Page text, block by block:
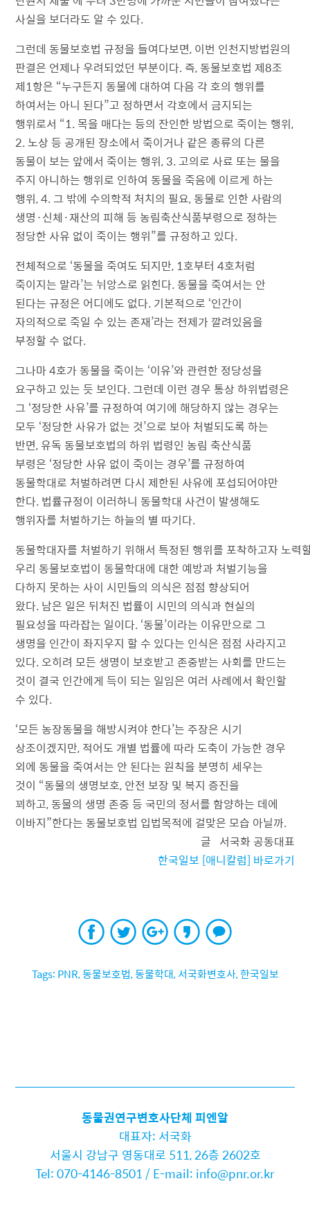
사실을 보더라도 알 수 있다.
그런데 동물보호법 규정을 들여다보면, 이번 인천지방법원의
판결은 언제나 우려되었던 부분이다. 즉, 동물보호법 제8조
제1항은 “누구든지 동물에 대하여 다음 각 호의 행위를
하여서는 아니 된다”고 정하면서 각호에서 금지되는
행위로서 “1. 목을 매다는 등의 잔인한 방법으로 죽이는 행위,
2. 노상 등 공개된 장소에서 죽이거나 같은 종류의 다른
동물이 보는 앞에서 죽이는 행위, 3. 고의로 사료 또는 물을
주지 아니하는 행위로 인하여 동물을 죽음에 이르게 하는
행위, 4. 그 밖에 수의학적 처치의 필요, 동물로 인한 사람의
생명·신체·재산의 피해 등 농림축산식품부령으로 정하는
정당한 사유 없이 죽이는 행위”를 규정하고 있다.
전체적으로 ‘동물을 죽여도 되지만, 1호부터 4호처럼
죽이지는 말라’는 뉘앙스로 읽힌다. 동물을 죽여서는 안
된다는 규정은 어디에도 없다. 기본적으로 ‘인간이
자의적으로 죽일 수 있는 존재’라는 전제가 깔려있음을
부정할 수 없다.
그나마 4호가 동물을 죽이는 ‘이유’와 관련한 정당성을
요구하고 있는 듯 보인다. 그런데 이런 경우 통상 하위법령은
그 ‘정당한 사유’를 규정하여 여기에 해당하지 않는 경우는
모두 ‘정당한 사유가 없는 것’으로 보아 처벌되도록 하는
반면, 유독 동물보호법의 하위 법령인 농림 축산식품
부령은 ‘정당한 사유 없이 죽이는 경우’를 규정하여
동물학대로 처벌하려면 다시 제한된 사유에 포섭되어야만
한다. 법률규정이 이러하니 동물학대 사건이 발생해도
행위자를 처벌하기는 하늘의 별 따기다.
동물학대자를 처벌하기 위해서 특정된 행위를 포착하고자 노
우리 동물보호법이 동물학대에 대한 예방과 처벌기능을
다하지 못하는 사이 시민들의 의식은 점점 향상되어
왔다. 남은 일은 뒤처진 법률이 시민의 의식과 현실의
필요성을 따라잡는 일이다. ‘동물’이라는 이유만으로 그
생명을 인간이 좌지우지 할 수 있다는 인식은 점점 사라지고
있다. 오히려 모든 생명이 보호받고 존중받는 사회를 만드는
것이 결국 인간에게 득이 되는 일임은 여러 사례에서 확인할
수 있다.
‘모든 농장동물을 해방시켜야 한다’는 주장은 시기
상조이겠지만, 적어도 개별 법률에 따라 도축이 가능한 경우
외에 동물을 죽여서는 안 된다는 원칙을 분명히 세우는
것이 “동물의 생명보호, 안전 보장 및 복지 증진을
꾀하고, 동물의 생명 존중 등 국민의 정서를 함양하는 데에
이바지”한다는 동물보호법 입법목적에 걸맞은 모습 아닐까.
글 서국화 공동대표
한국일보 [애니칼럼] 바로가기
PNR,동물보호법,동물학대,서국화변호사,한국일보
동물권연구변호사단체 피엔알
대표자: 서국화
서울시 강남구 영동대로 511, 26층 2602호
Tel: 070-4146-8501 / E-mail: info@pnr.or.kr